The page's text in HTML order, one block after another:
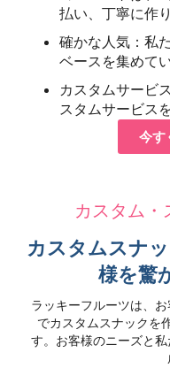
払い、丁寧に作
確かな人気：私
ベースを集めてい
カスタムサービ
スタムサービス
今す
カスタム・
カスタムスナ
様を驚
ラッキーフルーツは、
でカスタムスナックを
す。お客様のニーズと